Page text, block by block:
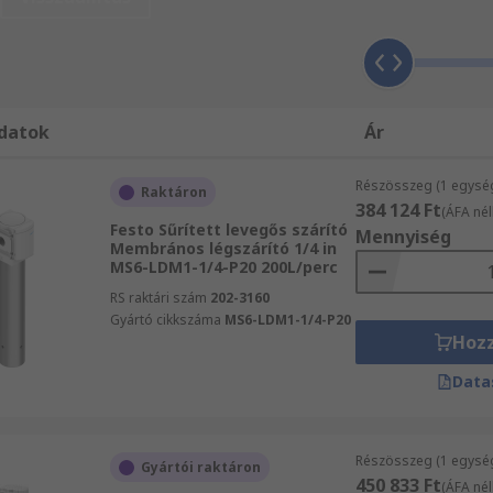
a 06 1 408 8371-es telefonszámon. Az RS
levegőszárítók és kiegészítő SMC, garantálni
illetve ingyenes műszaki támogatást, amelyre a
és kiegészítő termékek vásárlása nagytételben
a másnapi kiszállítás előnyeiből. Vásárlóink
kapják.
Ár
Raktáron
Festo Sűrített levegős szárító
Membrános légszárító 1/4 in
MS6-LDM1-1/4-P20 200L/perc
RS raktári szám 202-3160
Gyártó cikkszáma MS6-LDM1-1/4-P20
Részösszeg (1
384 124 Ft(ÁFA
Mennyiség
Gyártói raktáron Részösszeg (1
450 833 Ft(ÁFA